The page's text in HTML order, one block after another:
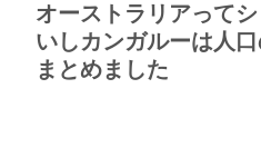
オーストラリアって
いしカンガルーは人
まとめました